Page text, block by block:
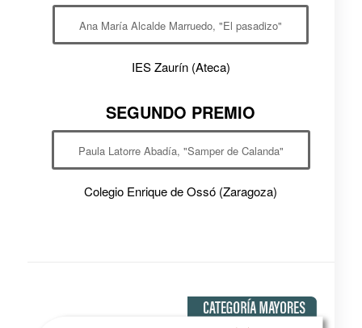
Ana María Alcalde Marruedo, "El pasadizo"
IES Zaurín (Ateca)
SEGUNDO PREMIO
Paula Latorre Abadía, "Samper de Calanda"
Colegio Enrique de Ossó (Zaragoza)